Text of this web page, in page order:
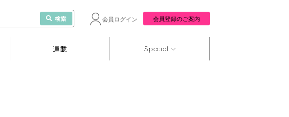
検索 会員ログイン 会員登録のご案内
連載 Special